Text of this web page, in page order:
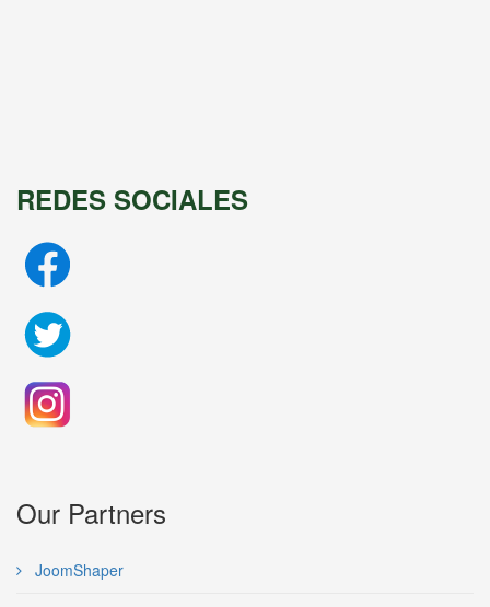
REDES SOCIALES
Our Partners
JoomShaper